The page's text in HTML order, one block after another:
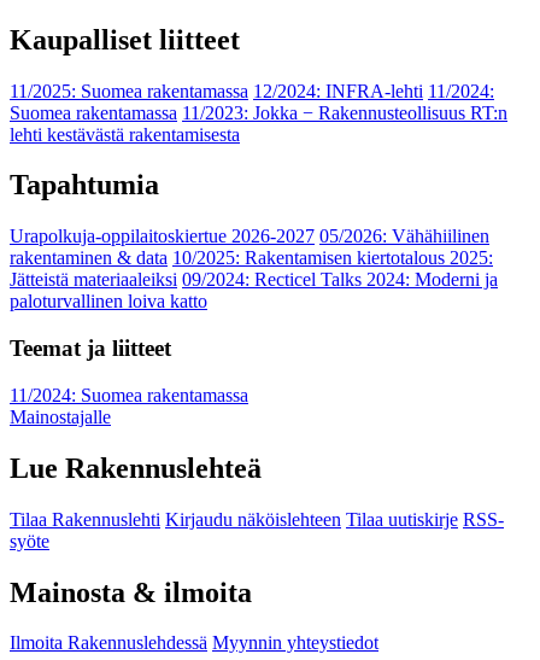
Kaupalliset liitteet
11/2025: Suomea rakentamassa 12/2024: INFRA-lehti 11/2024:
Suomea rakentamassa 11/2023: Jokka − Rakennusteollisuus RT:n
lehti kestävästä rakentamisesta
Tapahtumia
Urapolkuja-oppilaitoskiertue 2026-2027 05/2026: Vähähiilinen
rakentaminen & data 10/2025: Rakentamisen kiertotalous 2025:
Jätteistä materiaaleiksi 09/2024: Recticel Talks 2024: Moderni ja
paloturvallinen loiva katto
Teemat ja liitteet
11/2024: Suomea rakentamassa
Mainostajalle
Lue Rakennuslehteä
Tilaa Rakennuslehti Kirjaudu näköislehteen Tilaa uutiskirje RSS-
syöte
Mainosta & ilmoita
Ilmoita Rakennuslehdessä Myynnin yhteystiedot